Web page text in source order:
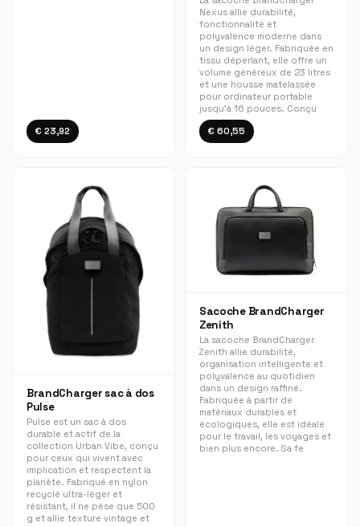
€ 23,92
Nexus allie durabilité,
fonctionnalité et
polyvalence moderne dans
un design léger. Fabriquée en
tissu déperlant, elle offre un
volume généreux de 23 litres
et une housse matelassée
pour ordinateur portable
jusqu'à 16 pouces. Conçu
€ 60,55
BrandCharger sac à dos
Pulse
Pulse est un sac à dos
durable et actif de la
collection Urban Vibe, conçu
pour ceux qui vivent avec
implication et respectent la
planète. Fabriqué en nylon
recyclé ultra-léger et
résistant, il ne pèse que 500
g et allie texture vintage et
Sacoche BrandCharger
Zenith
La sacoche BrandCharger
Zenith allie durabilité,
organisation intelligente et
polyvalence au quotidien
dans un design raffiné.
Fabriquée à partir de
matériaux durables et
écologiques, elle est idéale
pour le travail, les voyages et
bien plus encore. Sa fe